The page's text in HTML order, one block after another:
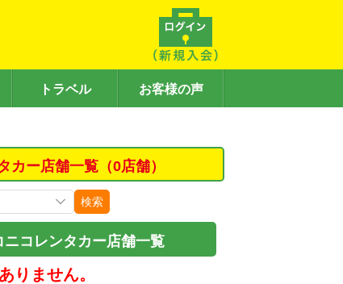
トラベル お客様の声
ー店舗一覧（0店舗）
検索
コレンタカー店舗一覧
りません。